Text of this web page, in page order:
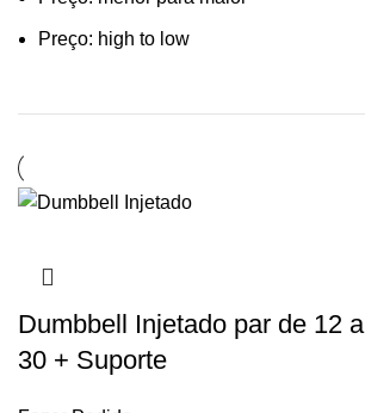
Preço: high to low
Dumbbell Injetado par de 12 a
30 + Suporte